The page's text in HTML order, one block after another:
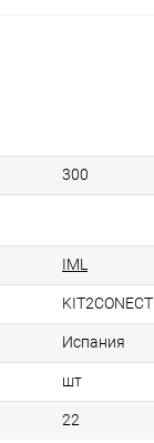
300
IML
KIT2CONECT
Испания
шт
22